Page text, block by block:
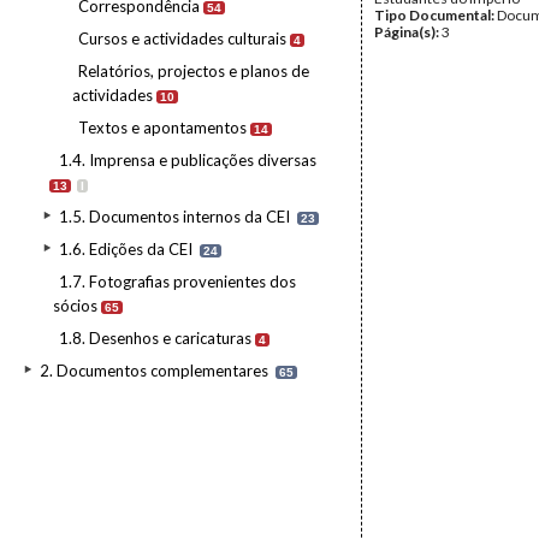
Correspondência 54
Cursos e actividades culturais 4
Relatórios, projectos e planos de
actividades 10
Textos e apontamentos 14
1.4. Imprensa e publicações diversas
13 I
1.5. Documentos internos da CEI 23
1.6. Edições da CEI 24
1.7. Fotografias provenientes dos
sócios 65
1.8. Desenhos e caricaturas 4
2. Documentos complementares 65
Tipo Documental:
Página(s):3